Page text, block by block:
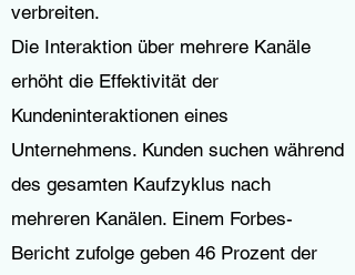
verbreiten.
Die Interaktion über mehrere Kanäle
erhöht die Effektivität der
Kundeninteraktionen eines
Unternehmens. Kunden suchen während
des gesamten Kaufzyklus nach
mehreren Kanälen. Einem Forbes-
Bericht zufolge geben 46 Prozent der